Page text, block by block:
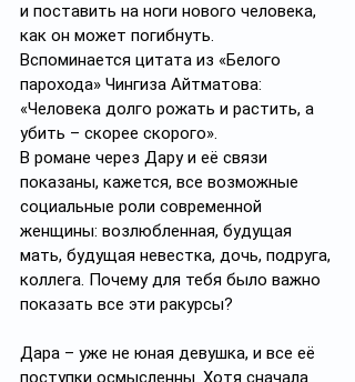
и поставить на ноги нового человека,
как он может погибнуть.
Вспоминается цитата из «Белого
парохода» Чингиза Айтматова:
«Человека долго рожать и растить, а
убить – скорее скорого».
В романе через Дару и её связи
показаны, кажется, все возможные
социальные роли современной
женщины: возлюбленная, будущая
мать, будущая невестка, дочь, подруга,
коллега. Почему для тебя было важно
показать все эти ракурсы?
Дара – уже не юная девушка, и все её
поступки осмысленны. Хотя сначала